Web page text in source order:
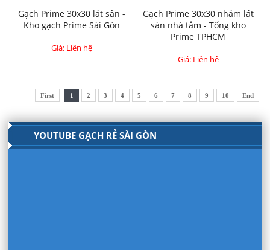
Gạch Prime 30x30 lát sân -
Kho gạch Prime Sài Gòn
Giá: Liên hệ
Gạch Prime 30x30 nhám lát
sàn nhà tắm - Tổng kho
Prime TPHCM
Giá: Liên hệ
First 1 2 3 4 5 6 7 8 9 10 End
YOUTUBE GẠCH RẺ SÀI GÒN